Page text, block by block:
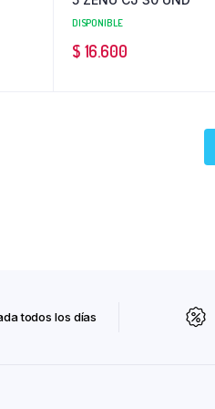
DISPONIBLE
$ 16.600
todos los días